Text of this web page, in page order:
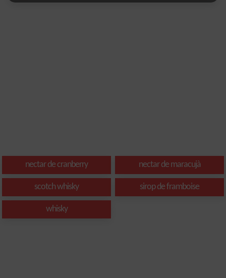
nectar de cranberry nectar de maracujà
scotch whisky sirop de framboise
whisky